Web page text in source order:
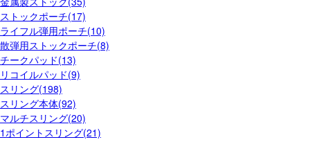
ストックポーチ(17)
ライフル弾用ポーチ(10)
散弾用ストックポーチ(8)
チークパッド(13)
リコイルパッド(9)
スリング(198)
スリング本体(92)
マルチスリング(20)
1ポイントスリング(21)